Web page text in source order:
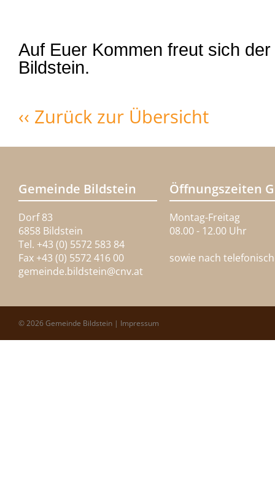
Auf Euer Kommen freut sich
Bildstein.
‹‹ Zurück zur Übersicht
Gemeinde Bildstein
Dorf 83
6858 Bildstein
Tel. +43 (0) 5572 583 84
Fax +43 (0) 5572 416 00
gemeinde.bildstein@cnv.at
Öffnungszeiten
Montag-Freitag
08.00 - 12.00 Uhr
sowie nach
© 2026 Gemeinde Bildstein | Impressum